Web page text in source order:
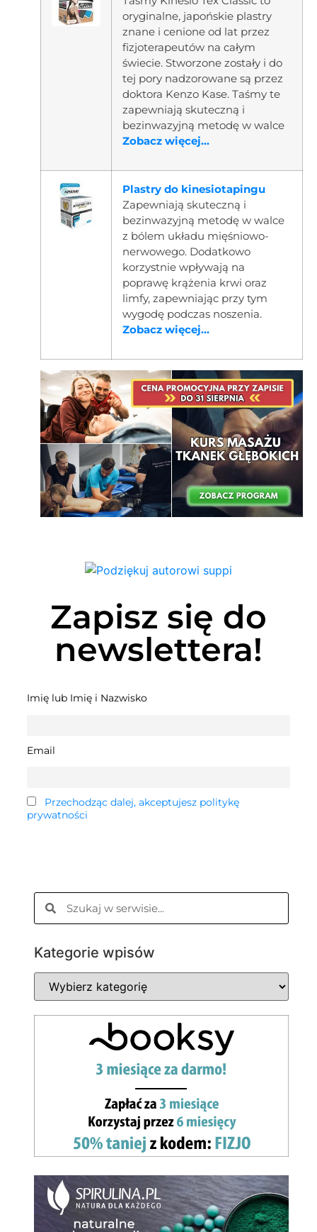
oryginalne, japońskie plastry
znane i cenione od lat przez
fizjoterapeutów na całym
świecie. Stworzone zostały i do
tej pory nadzorowane są przez
doktora Kenzo Kase. Taśmy te
zapewniają skuteczną i
bezinwazyjną metodę w walce
Zobacz więcej...
Plastry do kinesiotapingu
Zapewniają skuteczną i
bezinwazyjną metodę w walce
z bólem układu mięśniowo-
nerwowego. Dodatkowo
korzystnie wpływają na
poprawę krążenia krwi oraz
limfy, zapewniając przy tym
wygodę podczas noszenia.
Zobacz więcej...
Zapisz się do
newslettera!
Imię lub Imię i Nazwisko
Email
Przechodząc dalej, akceptujesz politykę
prywatności
Kategorie wpisów